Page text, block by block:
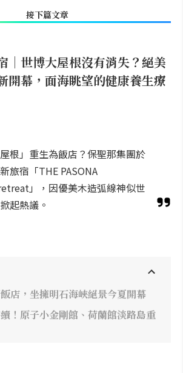
接下篇文章
｜世博大屋根沒有消失？絕美
開幕，面海眺望的健康養生療
根」重生為飯店？保聖那集團於
旅宿「THE PASONA
」，因優美木造弧線神似世
起熱議。
店，坐擁明石海峽絕景今夏開幕
！原子小金剛館、荷蘭館淡路島重